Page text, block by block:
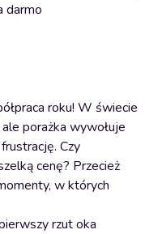
darmo
roku! W świecie
porażka wywołuje
Czy
cenę? Przecież
w których
rzut oka